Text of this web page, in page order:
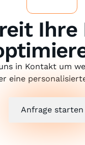
Ihre
in Kontakt um
eine
Anfrage starten